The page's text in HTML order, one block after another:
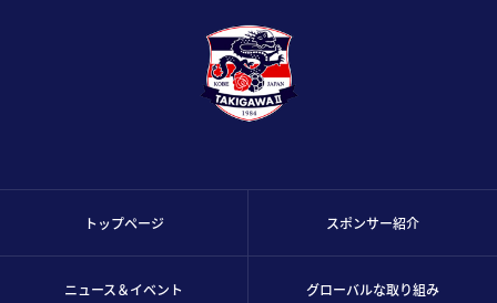
トップページ
ニュース＆イベント
スポンサー紹介
グローバルな取り組み